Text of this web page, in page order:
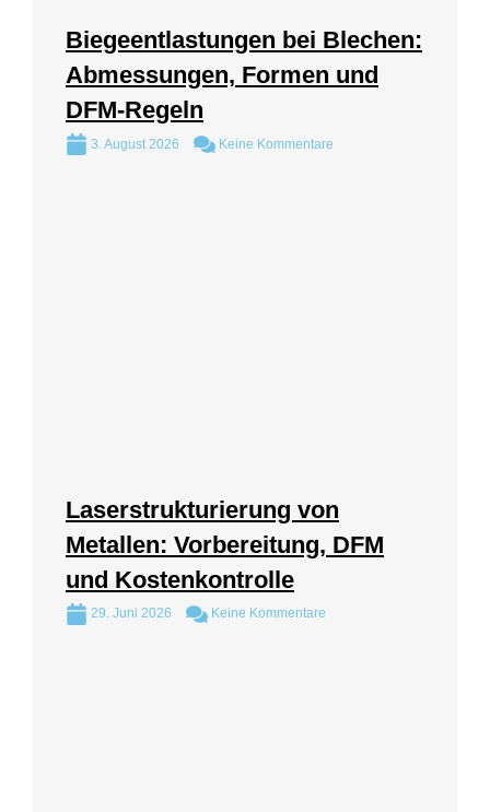
Biegeentlastungen bei Blechen:
Abmessungen, Formen und
DFM-Regeln
3. August 2026 Keine Kommentare
Laserstrukturierung von
Metallen: Vorbereitung, DFM
und Kostenkontrolle
29. Juni 2026 Keine Kommentare